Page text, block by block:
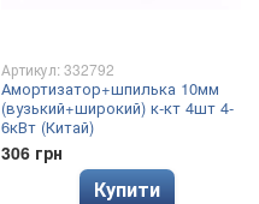
Артикул: 332792
Амортизатор+шпилька 10мм
(вузький+широкий) к-кт 4шт 4-
6кВт (Китай)
306 грн
Купити